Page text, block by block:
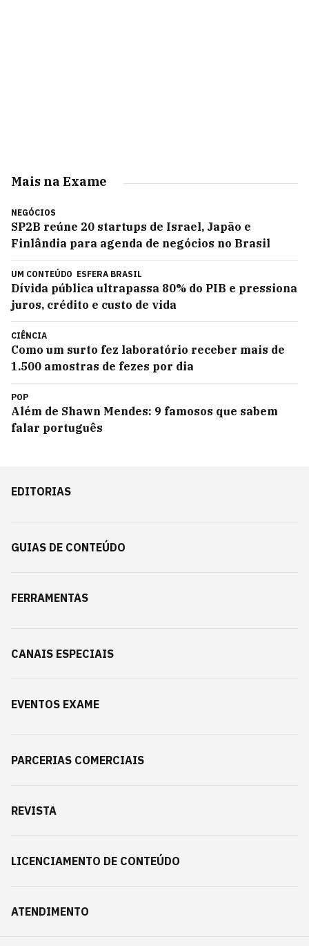
Mais na Exame
NEGÓCIOS
SP2B reúne 20 startups de Israel, Japão e
Finlândia para agenda de negócios no Brasil
UM CONTEÚDO ESFERA BRASIL
Dívida pública ultrapassa 80% do PIB e pressiona
juros, crédito e custo de vida
CIÊNCIA
Como um surto fez laboratório receber mais de
1.500 amostras de fezes por dia
POP
Além de Shawn Mendes: 9 famosos que sabem
falar português
EDITORIAS
GUIAS DE CONTEÚDO
FERRAMENTAS
CANAIS ESPECIAIS
EVENTOS EXAME
PARCERIAS COMERCIAIS
REVISTA
LICENCIAMENTO DE CONTEÚDO
ATENDIMENTO